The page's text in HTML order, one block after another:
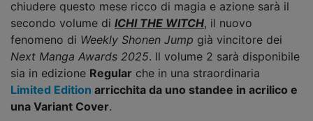
chiudere questo mese ricco di magia e azione sarà il
secondo volume di ICHI THE WITCH, il nuovo
fenomeno di Weekly Shonen Jump già vincitore dei
Next Manga Awards 2025. Il volume 2 sarà disponibile
sia in edizione Regular che in una straordinaria
Limited Edition arricchita da uno standee in acrilico e
una Variant Cover.